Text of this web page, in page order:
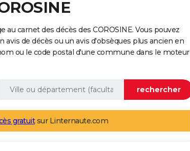
carnet des décès des COROSINE. Vous pouvez
de décès ou un avis d'obsèques plus ancien en
ou le code postal d'une commune dans le moteur
gratuitsur Linternaute.com